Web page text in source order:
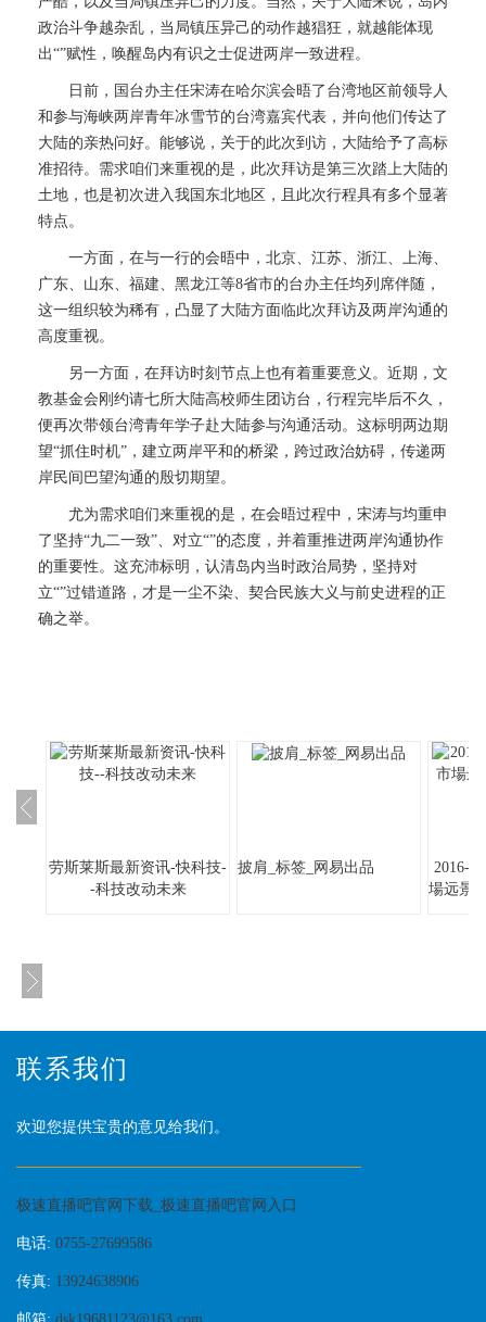
政治斗争越杂乱，当局镇压异己的动作越猖狂，就越能体现
出“”赋性，唤醒岛内有识之士促进两岸一致进程。
日前，国台办主任宋涛在哈尔滨会晤了台湾地区前领导人
和参与海峡两岸青年冰雪节的台湾嘉宾代表，并向他们传达了
大陆的亲热问好。能够说，关于的此次到访，大陆给予了高标
准招待。需求咱们来重视的是，此次拜访是第三次踏上大陆的
土地，也是初次进入我国东北地区，且此次行程具有多个显著
特点。
一方面，在与一行的会晤中，北京、江苏、浙江、上海、
广东、山东、福建、黑龙江等8省市的台办主任均列席伴随，
这一组织较为稀有，凸显了大陆方面临此次拜访及两岸沟通的
高度重视。
另一方面，在拜访时刻节点上也有着重要意义。近期，文
教基金会刚约请七所大陆高校师生团访台，行程完毕后不久，
便再次带领台湾青年学子赴大陆参与沟通活动。这标明两边期
望“抓住时机”，建立两岸平和的桥梁，跨过政治妨碍，传递两
岸民间巴望沟通的殷切期望。
尤为需求咱们来重视的是，在会晤过程中，宋涛与均重申
了坚持“九二一致”、对立“”的态度，并着重推进两岸沟通协作
的重要性。这充沛标明，认清岛内当时政治局势，坚持对
立“”过错道路，才是一尘不染、契合民族大义与前史进程的正
确之举。
劳斯莱斯最新资讯-快科技-
-科技改动未来
披肩_标签_网易出品
2016-
場远景
联系我们
欢迎您提供宝贵的意见给我们。
极速直播吧官网下载_极速直播吧官网入口
电话: 0755-27699586
传真: 13924638906